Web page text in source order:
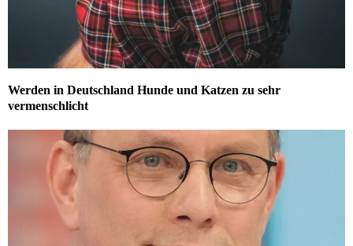
Werden in Deutschland Hunde und Katzen zu sehr
vermenschlicht